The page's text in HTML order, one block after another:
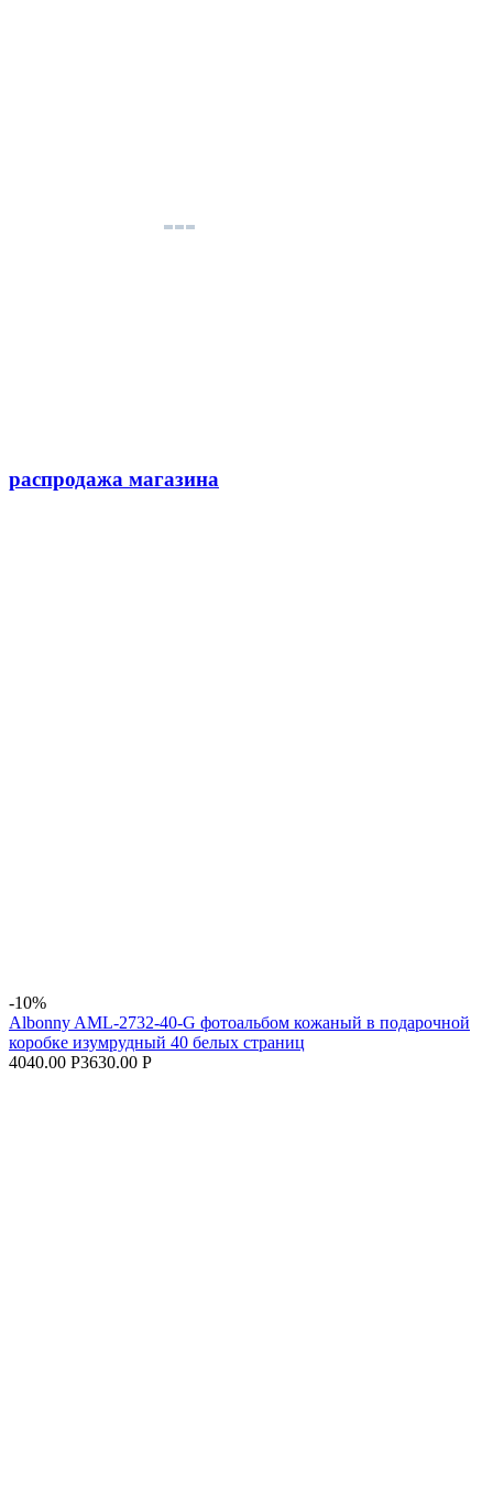
распродажа магазина
-10%
Albonny AML-2732-40-G фотоальбом кожаный в подарочной
коробке изумрудный 40 белых страниц
4040.00 Р3630.00 Р